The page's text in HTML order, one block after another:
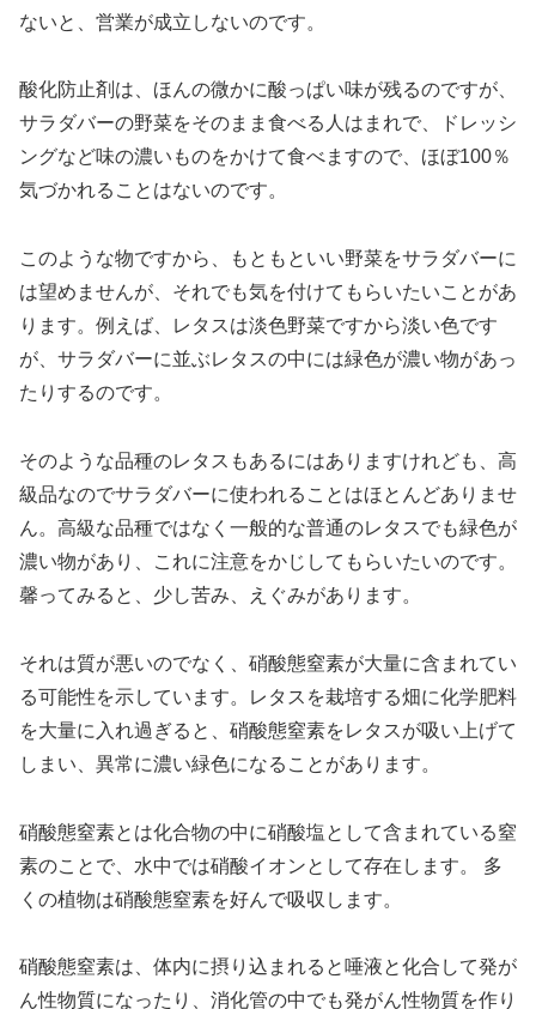
ないと、営業が成立しないのです。
酸化防止剤は、ほんの微かに酸っぱい味が残るのですが、
サラダバーの野菜をそのまま食べる人はまれで、ドレッシ
ングなど味の濃いものをかけて食べますので、ほぼ100％
気づかれることはないのです。
このような物ですから、もともといい野菜をサラダバーに
は望めませんが、それでも気を付けてもらいたいことがあ
ります。例えば、レタスは淡色野菜ですから淡い色です
が、サラダバーに並ぶレタスの中には緑色が濃い物があっ
たりするのです。
そのような品種のレタスもあるにはありますけれども、高
級品なのでサラダバーに使われることはほとんどありませ
ん。高級な品種ではなく一般的な普通のレタスでも緑色が
濃い物があり、これに注意をかじしてもらいたいのです。
馨ってみると、少し苦み、えぐみがあります。
それは質が悪いのでなく、硝酸態窒素が大量に含まれてい
る可能性を示しています。レタスを栽培する畑に化学肥料
を大量に入れ過ぎると、硝酸態窒素をレタスが吸い上げて
しまい、異常に濃い緑色になることがあります。
硝酸態窒素とは化合物の中に硝酸塩として含まれている窒
素のことで、水中では硝酸イオンとして存在します。 多
くの植物は硝酸態窒素を好んで吸収します。
硝酸態窒素は、体内に摂り込まれると唾液と化合して発が
ん性物質になったり、消化管の中でも発がん性物質を作り